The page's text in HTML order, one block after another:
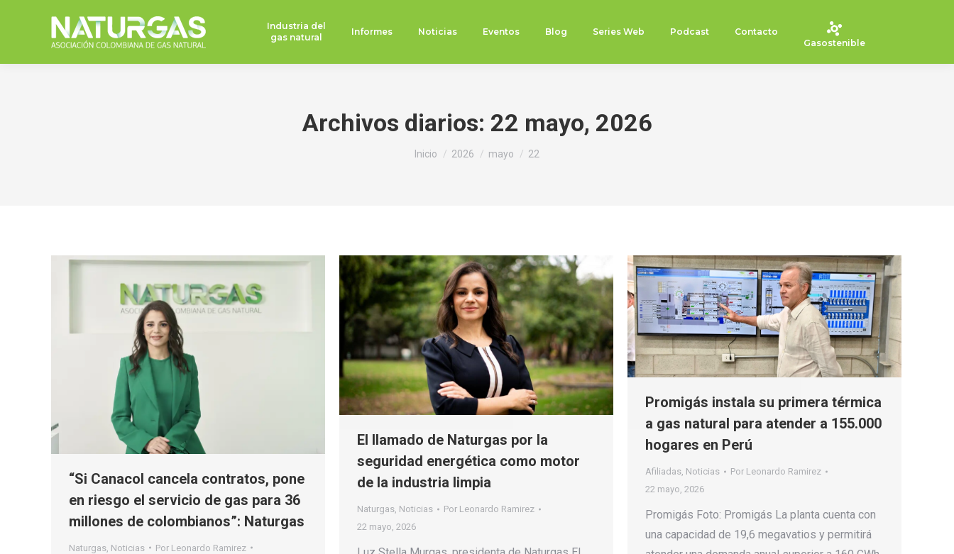
Industria del
gas natural
Informes Noticias Eventos Blog Series Web Podcast
Contacto
Gasostenible
Archivos diarios: 22 mayo, 2026
Estás aquí:
Inicio 2026 mayo 22
“Si Canacol cancela contratos, pone
en riesgo el servicio de gas para 36
millones de colombianos”: Naturgas
Naturgas Noticias Por Leonardo Ramirez
El llamado de Naturgas por la
seguridad energética como motor
de la industria limpia
Naturgas, Noticias Por Leonardo Ramirez
22 mayo, 2026
Promigás instala su primera térmica
a gas natural para atender a 155.000
hogares en Perú
Afiliadas, Noticias Por Leonardo Ramirez
22 mayo, 2026
Promigás Foto: Promigás La planta cuenta con
una capacidad de 19,6 megavatios y permitirá